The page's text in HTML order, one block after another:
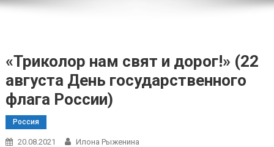
«Триколор нам свят и дорог!» (22
августа День государственного
флага России)
Россия
20.08.2021 Илона Рыженина